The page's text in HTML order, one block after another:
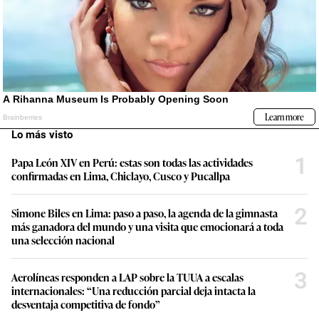
Lo más visto
Papa León XIV en Perú: estas son todas las actividades
confirmadas en Lima, Chiclayo, Cusco y Pucallpa
1
Simone Biles en Lima: paso a paso, la agenda de la gimnasta
más ganadora del mundo y una visita que emocionará a toda
una selección nacional
2
Aerolíneas responden a LAP sobre la TUUA a escalas
internacionales: “Una reducción parcial deja intacta la
desventaja competitiva de fondo”
3